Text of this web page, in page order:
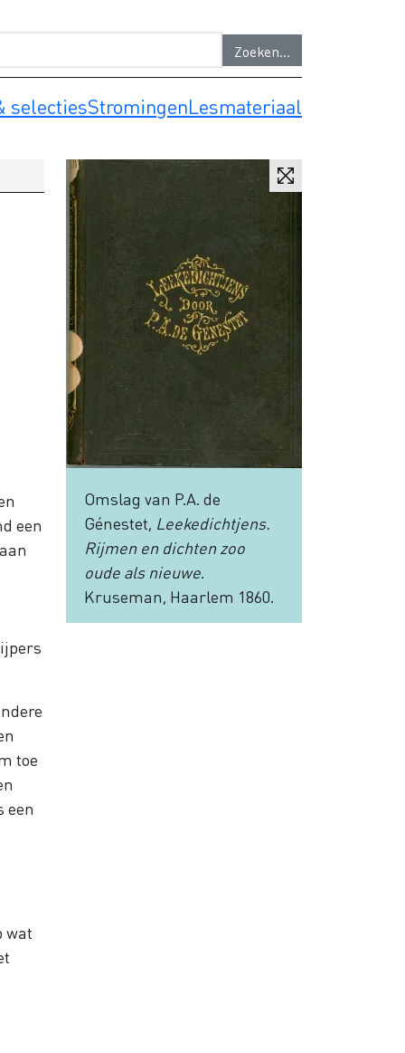
selectiesStromingenLesmateriaal
een
toe
een
wat
Omslag van P.A. de
Génestet, Leekedichtjens.
Rijmen en dichten zoo
oude als nieuwe.
Kruseman, Haarlem 1860.